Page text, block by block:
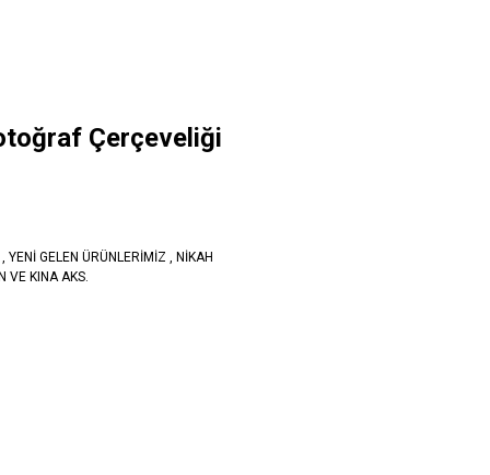
Çerçeveliği
, YENİ GELEN ÜRÜNLERİMİZ , NİKAH
VE KINA AKS.